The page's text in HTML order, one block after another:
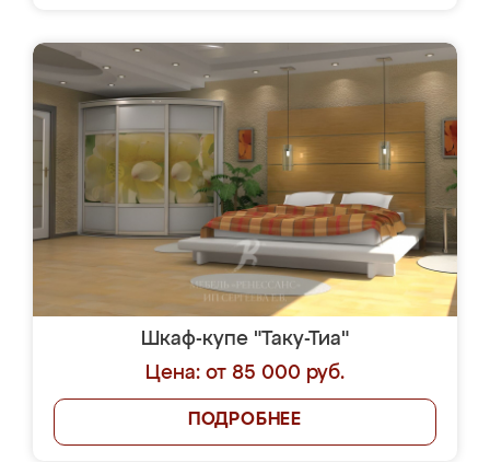
Шкаф-купе "Таку-Тиа"
Цена: от 85 000 руб.
ПОДРОБНЕЕ